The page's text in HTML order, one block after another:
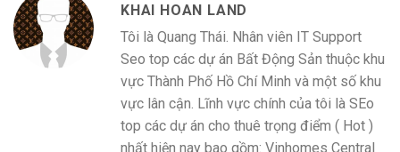
KHAI HOAN LAND
Tôi là Quang Thái. Nhân viên IT Support
Seo top các dự án Bất Động Sản thuộc khu
vực Thành Phố Hồ Chí Minh và một số khu
vực lân cận. Lĩnh vực chính của tôi là SEo
top các dự án cho thuê trọng điểm ( Hot )
nhất hiện nay bao gồm: Vinhomes Central